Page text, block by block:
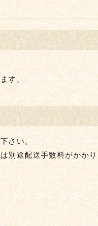
す。
さい。
別途配送手数料がかかり